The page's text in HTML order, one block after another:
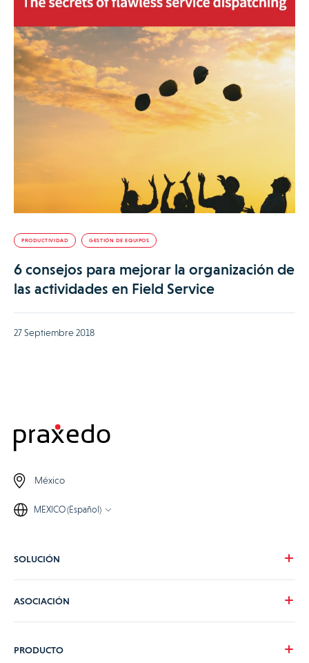
PRODUCTIVIDAD GESTIÓN DE EQUIPOS
6 consejos para mejorar la organización de
las actividades en Field Service
27 Septiembre 2018
México
MEXICO (Español)
SOLUCIÓN
Tarifas
ASOCIACIÓN
PRODUCTO